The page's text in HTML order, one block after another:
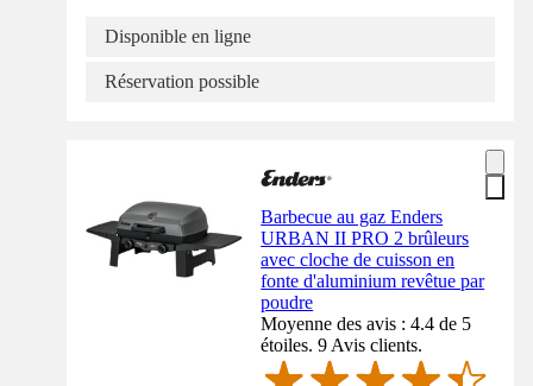
Disponible en ligne
Réservation possible
Barbecue au gaz Enders
URBAN II PRO 2 brûleurs
avec cloche de cuisson en
fonte d'aluminium revêtue par
poudre
Moyenne des avis : 4.4 de 5
étoiles. 9 Avis clients.